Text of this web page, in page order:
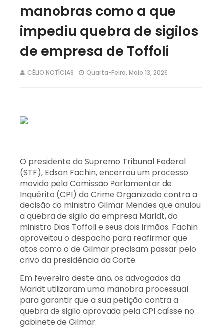
manobras como a que
impediu quebra de sigilos
de empresa de Toffoli
CÉLIO NOTÍCIAS Quarta-Feira, Maio 13, 2026
O presidente do Supremo Tribunal Federal
(STF), Edson Fachin, encerrou um processo
movido pela Comissão Parlamentar de
Inquérito (CPI) do Crime Organizado contra a
decisão do ministro Gilmar Mendes que anulou
a quebra de sigilo da empresa Maridt, do
ministro Dias Toffoli e seus dois irmãos. Fachin
aproveitou o despacho para reafirmar que
atos como o de Gilmar precisam passar pelo
crivo da presidência da Corte.
Em fevereiro deste ano, os advogados da
Maridt utilizaram uma manobra processual
para garantir que a sua petição contra a
quebra de sigilo aprovada pela CPI caísse no
gabinete de Gilmar.